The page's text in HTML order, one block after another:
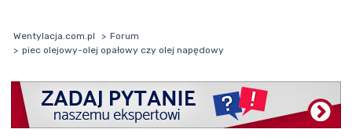
Wentylacja.com.pl
Forum
piec olejowy-olej opałowy czy olej napędowy